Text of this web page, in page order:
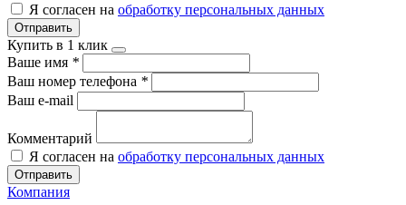
Я согласен на обработку персональных данных
Отправить
Купить в 1 клик
Ваше имя *
Ваш номер телефона *
Ваш e-mail
Комментарий
Я согласен на обработку персональных данных
Отправить
Компания